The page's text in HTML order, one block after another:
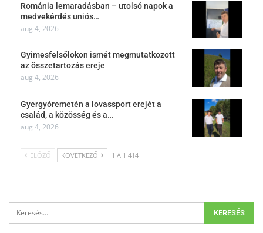
Románia lemaradásban – utolsó napok a
medvekérdés uniós…
aug 4, 2026
Gyimesfelsőlokon ismét megmutatkozott
az összetartozás ereje
aug 4, 2026
Gyergyóremetén a lovassport erejét a
család, a közösség és a…
aug 4, 2026
ELŐZŐ KÖVETKEZŐ 1 A 1 414